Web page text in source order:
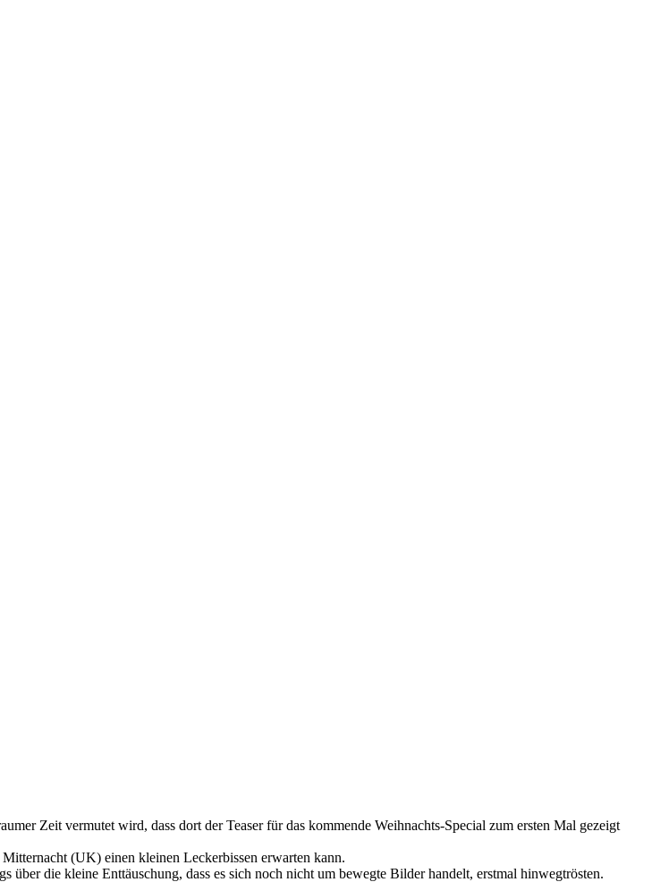
Zeit vermutet wird, dass dort der Teaser für das kommende Weihnachts-Special zum ersten Mal gezeigt
(UK) einen kleinen Leckerbissen erwarten kann.
die kleine Enttäuschung, dass es sich noch nicht um bewegte Bilder handelt, erstmal hinwegtrösten.